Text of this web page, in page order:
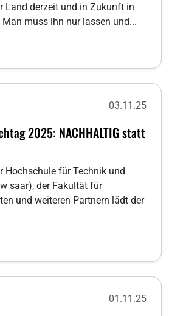
Land derzeit und in Zukunft in
muss ihn nur lassen und...
03.11.25
2025: NACHHALTIG statt
Hochschule für Technik und
saar), der Fakultät für
und weiteren Partnern lädt der
01.11.25